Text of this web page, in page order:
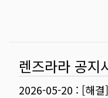
렌즈라라 공지
2026-05-20 : [해